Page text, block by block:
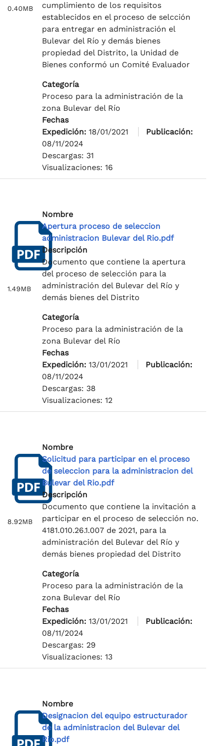
0.40MB
cumplimiento de los requisitos
establecidos en el proceso de selcción
para entregar en administración el
Bulevar del Río y demás bienes
propiedad del Distrito, la Unidad de
Bienes conformó un Comité Evaluador
Categoría
Proceso para la administración de la
zona Bulevar del Río
Fechas
Expedición: 18/01/2021
Publicación:
08/11/2024
Descargas: 31
Visualizaciones: 16
1.49MB
Nombre
Apertura proceso de seleccion
administracion Bulevar del Rio.pdf
Descripción
Documento que contiene la apertura
del proceso de selección para la
administración del Bulevar del Río y
demás bienes del Distrito
Categoría
Proceso para la administración de la
zona Bulevar del Río
Fechas
Expedición: 13/01/2021
Publicación:
08/11/2024
Descargas: 38
Visualizaciones: 12
8.92MB
Nombre
Solicitud para participar en el proceso
de seleccion para la administracion del
Bulevar del Rio.pdf
Descripción
Documento que contiene la invitación a
participar en el proceso de selección no.
4181.010.26.1.007 de 2021, para la
administración del Bulevar del Río y
demás bienes propiedad del Distrito
Categoría
Proceso para la administración de la
zona Bulevar del Río
Fechas
Expedición: 13/01/2021
Publicación:
08/11/2024
Descargas: 29
Visualizaciones: 13
Nombre
Designacion del equipo estructurador
de la administracion del Bulevar del
Rio.pdf